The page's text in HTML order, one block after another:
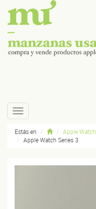
Toggle
navigation
Estás en Apple Watch
Apple Watch Series 3